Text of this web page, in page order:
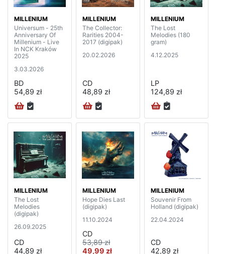
MILLENIUM
Universum - 25th
Anniversary Of
Millenium - Live
In NCK Kraków
2025
3.03.2026
BD
54,89 zł
MILLENIUM
The Collector:
Rarities 2004-
2017 (digipak)
20.02.2026
CD
48,89 zł
MILLENIUM
The Lost
Melodies (180
gram)
4.12.2025
LP
124,89 zł
MILLENIUM
The Lost
Melodies
(digipak)
26.09.2025
CD
44,89 zł
MILLENIUM
Hope Dies Last
(digipak)
11.10.2024
CD
53,89 zł
49,99 zł
MILLENIUM
Souvenir From
Holland (digipak)
22.04.2024
CD
42,89 zł